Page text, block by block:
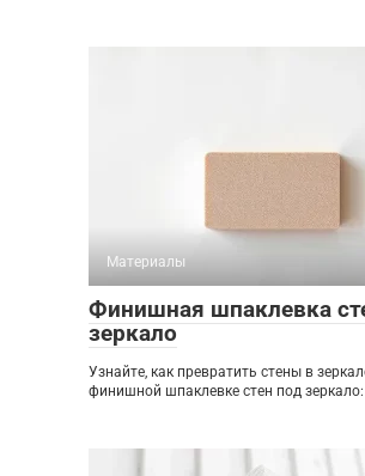
Материалы
Финишная шпаклевка
зеркало
Узнайте, как превратить стены в
финишной шпаклевке стен под зеркало: